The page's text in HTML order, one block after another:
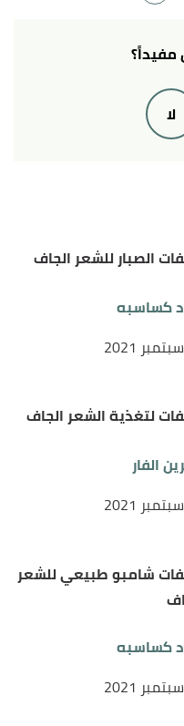
"7 oils you must
لا
الصبار للشعر الجاف
كساسبه
لتغذية الشعر الجاف
الفار
شامبو طبيعي للشعر
كساسبه